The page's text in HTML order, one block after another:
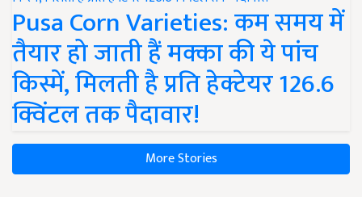
Pusa Corn Varieties: कम समय में
तैयार हो जाती हैं मक्का की ये पांच
किस्में, मिलती है प्रति हेक्टेयर 126.6
क्विंटल तक पैदावार!
More Stories